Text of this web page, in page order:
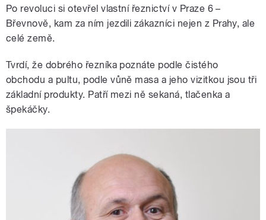
Po revoluci si otevřel vlastní řeznictví v Praze 6 –
Břevnově, kam za ním jezdili zákazníci nejen z Prahy, ale
celé země.
Tvrdí, že dobrého řezníka poznáte podle čistého
obchodu a pultu, podle vůně masa a jeho vizitkou jsou tři
základní produkty. Patří mezi ně sekaná, tlačenka a
špekáčky.